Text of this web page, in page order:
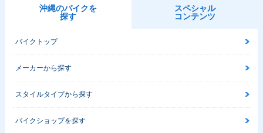
沖縄のバイクを
探す
スペシャル
コンテンツ
バイクトップ
メーカーから探す
スタイルタイプから探す
バイクショップを探す